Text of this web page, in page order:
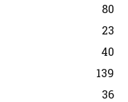
80
23
40
139
36